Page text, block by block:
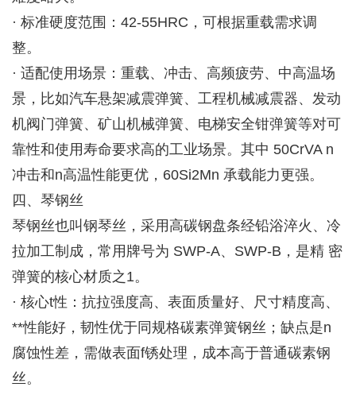
· 标准硬度范围：42-55HRC，可根据重载需求调
整。
· 适配使用场景：重载、冲击、高频疲劳、中高温场
景，比如汽车悬架减震弹簧、工程机械减震器、发动
机阀门弹簧、矿山机械弹簧、电梯安全钳弹簧等对可
靠性和使用寿命要求高的工业场景。其中 50CrVA n
冲击和n高温性能更优，60Si2Mn 承载能力更强。
四、琴钢丝
琴钢丝也叫钢琴丝，采用高碳钢盘条经铅浴淬火、冷
拉加工制成，常用牌号为 SWP-A、SWP-B，是精 密
弹簧的核心材质之1。
· 核心t性：抗拉强度高、表面质量好、尺寸精度高、
**性能好，韧性优于同规格碳素弹簧钢丝；缺点是n
腐蚀性差，需做表面f锈处理，成本高于普通碳素钢
丝。